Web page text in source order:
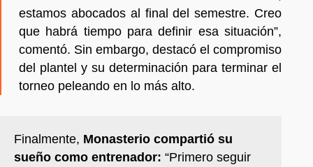
estamos abocados al final del semestre. Creo
que habrá tiempo para definir esa situación”,
comentó. Sin embargo, destacó el compromiso
del plantel y su determinación para terminar el
torneo peleando en lo más alto.
Finalmente, Monasterio compartió su
sueño como entrenador: “Primero seguir